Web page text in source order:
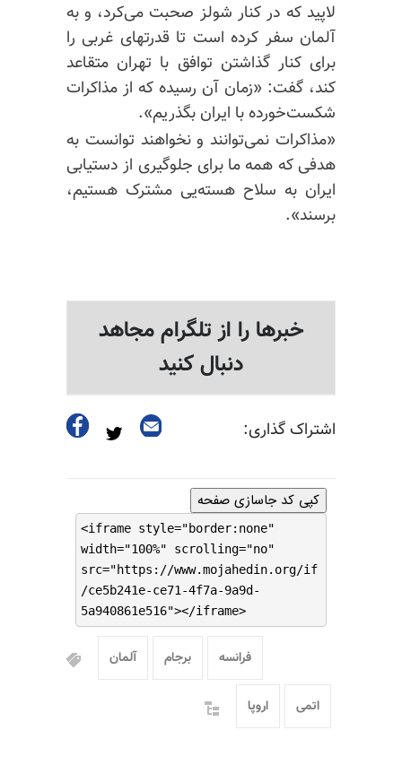
لاپید که در کنار شولز صحبت می‌کرد، و به
آلمان سفر کرده است تا قدرتهای غربی را
برای کنار گذاشتن توافق با تهران متقاعد
کند، گفت: «زمان آن رسیده که از مذاکرات
شکست‌خورده با ایران بگذریم».
«مذاکرات نمی‌توانند و نخواهند توانست به
هدفی که همه ما برای جلوگیری از دستیابی
ایران به سلاح هسته‌یی مشترک هستیم،
برسند».
خبرها را از تلگرام مجاهد
دنبال کنید
اشتراک گذاری:
کپی کد جاسازی صفحه
<iframe style="border:none"
width="100%" scrolling="no"
src="https://www.mojahedin.org/if
/ce5b241e-ce71-4f7a-9a9d-
5a940861e516"></iframe>
فرانسه برجام آلمان
اتمی اروپا